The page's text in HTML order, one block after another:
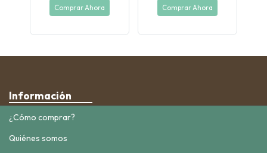
Comprar Ahora Comprar Ahora
Información
¿Cómo comprar?
Quiénes somos